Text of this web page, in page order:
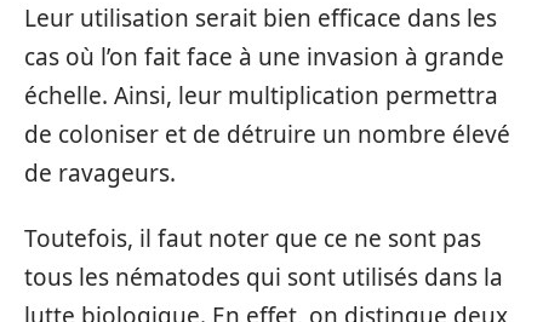
Leur utilisation serait bien efficace dans les
cas où l’on fait face à une invasion à grande
échelle. Ainsi, leur multiplication permettra
de coloniser et de détruire un nombre élevé
de ravageurs.
Toutefois, il faut noter que ce ne sont pas
tous les nématodes qui sont utilisés dans la